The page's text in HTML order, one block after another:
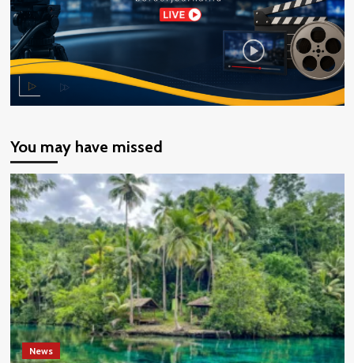
You may have missed
News